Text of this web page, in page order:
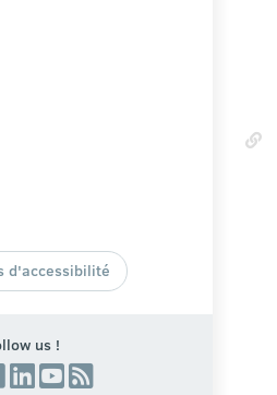
par Defaut
du Texte
d'accessibilité
us !